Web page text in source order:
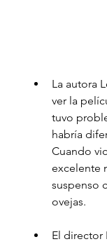
La autora
ver la
tuvo
habría
Cuando
excelente
suspenso
ovejas.
El director